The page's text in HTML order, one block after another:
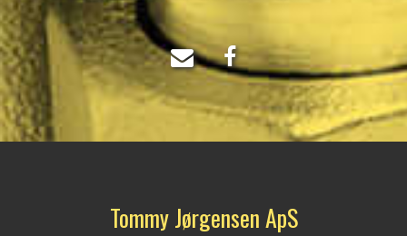
Tommy Jørgensen ApS